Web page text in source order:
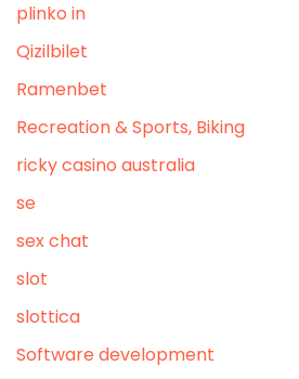
plinko in
Qizilbilet
Ramenbet
Recreation & Sports, Biking
ricky casino australia
se
sex chat
slot
slottica
Software development